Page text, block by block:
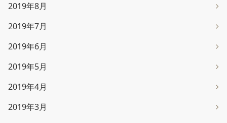
2019年8月
2019年7月
2019年6月
2019年5月
2019年4月
2019年3月